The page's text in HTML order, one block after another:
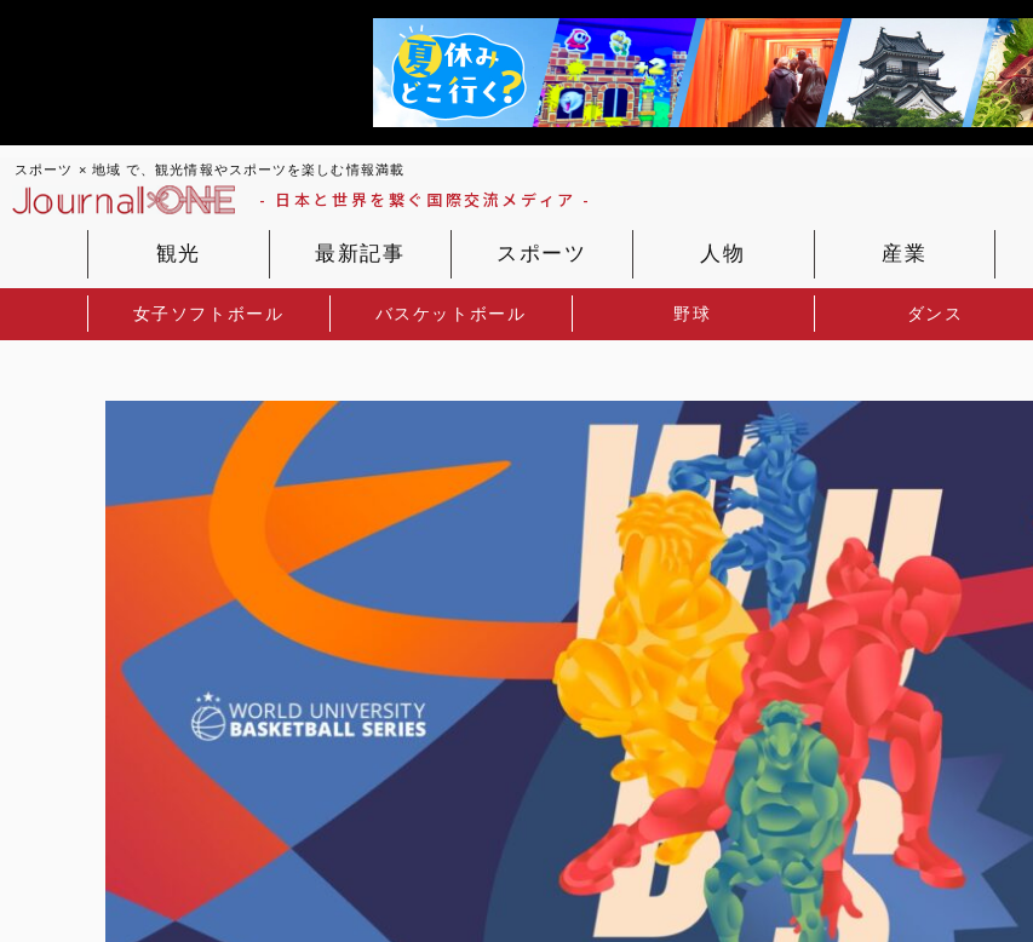
スポーツ × 地域 で、観光情報やスポーツを楽しむ情報満載
- 日本と世界を繋ぐ国際交流メディア -
観光 最新記事 スポーツ 人物 産業
女子ソフトボール バスケットボール 野球 ダンス